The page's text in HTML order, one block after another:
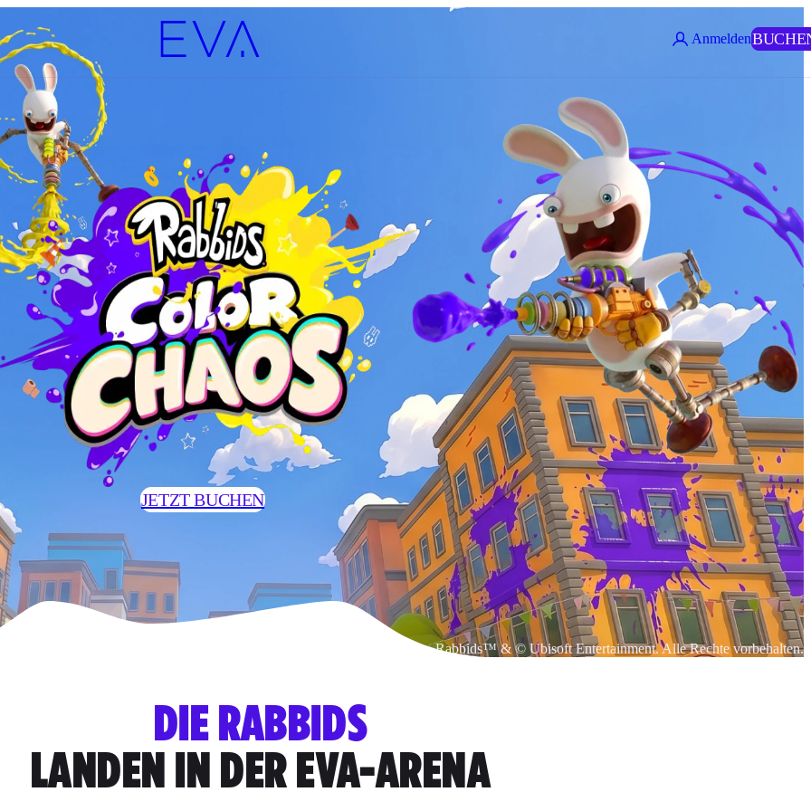
Anmelden
JETZT BUCHEN
Rabbids™ & © Ubisoft Entertainment. Alle Rechte vorbehalten.
DIE RABBIDS
LANDEN IN DER EVA-ARENA